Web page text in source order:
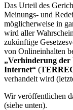
Das Urteil des
Meinungs- und
möglicherweise in
wird aller
zukünftige
von Onlineinhalten
„Verhinderung
Internet“ (
verhandelt wird
Wir veröffentlichen
(siehe unten).